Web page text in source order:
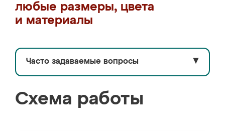
любые размеры, цвета
и материалы
Часто задаваемые вопросы ▼
Схема работы